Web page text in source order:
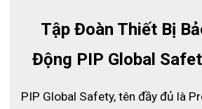
GRIPPAZ 67-256
Găng tay chế biến thực phẩm Grippaz
Được thiết kế để cung cấp lực kéo và
Tập Đoàn Thiết Bị
Động PIP Global
PIP Global Safety, tên đầy đủ là